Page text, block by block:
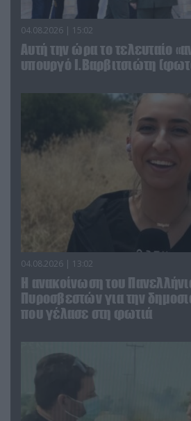
04.08.2026 | 15:02
Αυτή την ώρα το τελευταίο
υπουργό Ι.Βαρβιτσιώτη
04.08.2026 | 13:02
Η ανακοίνωση του
Πυροσβεστών για την
που γέλασε στη φωτιά